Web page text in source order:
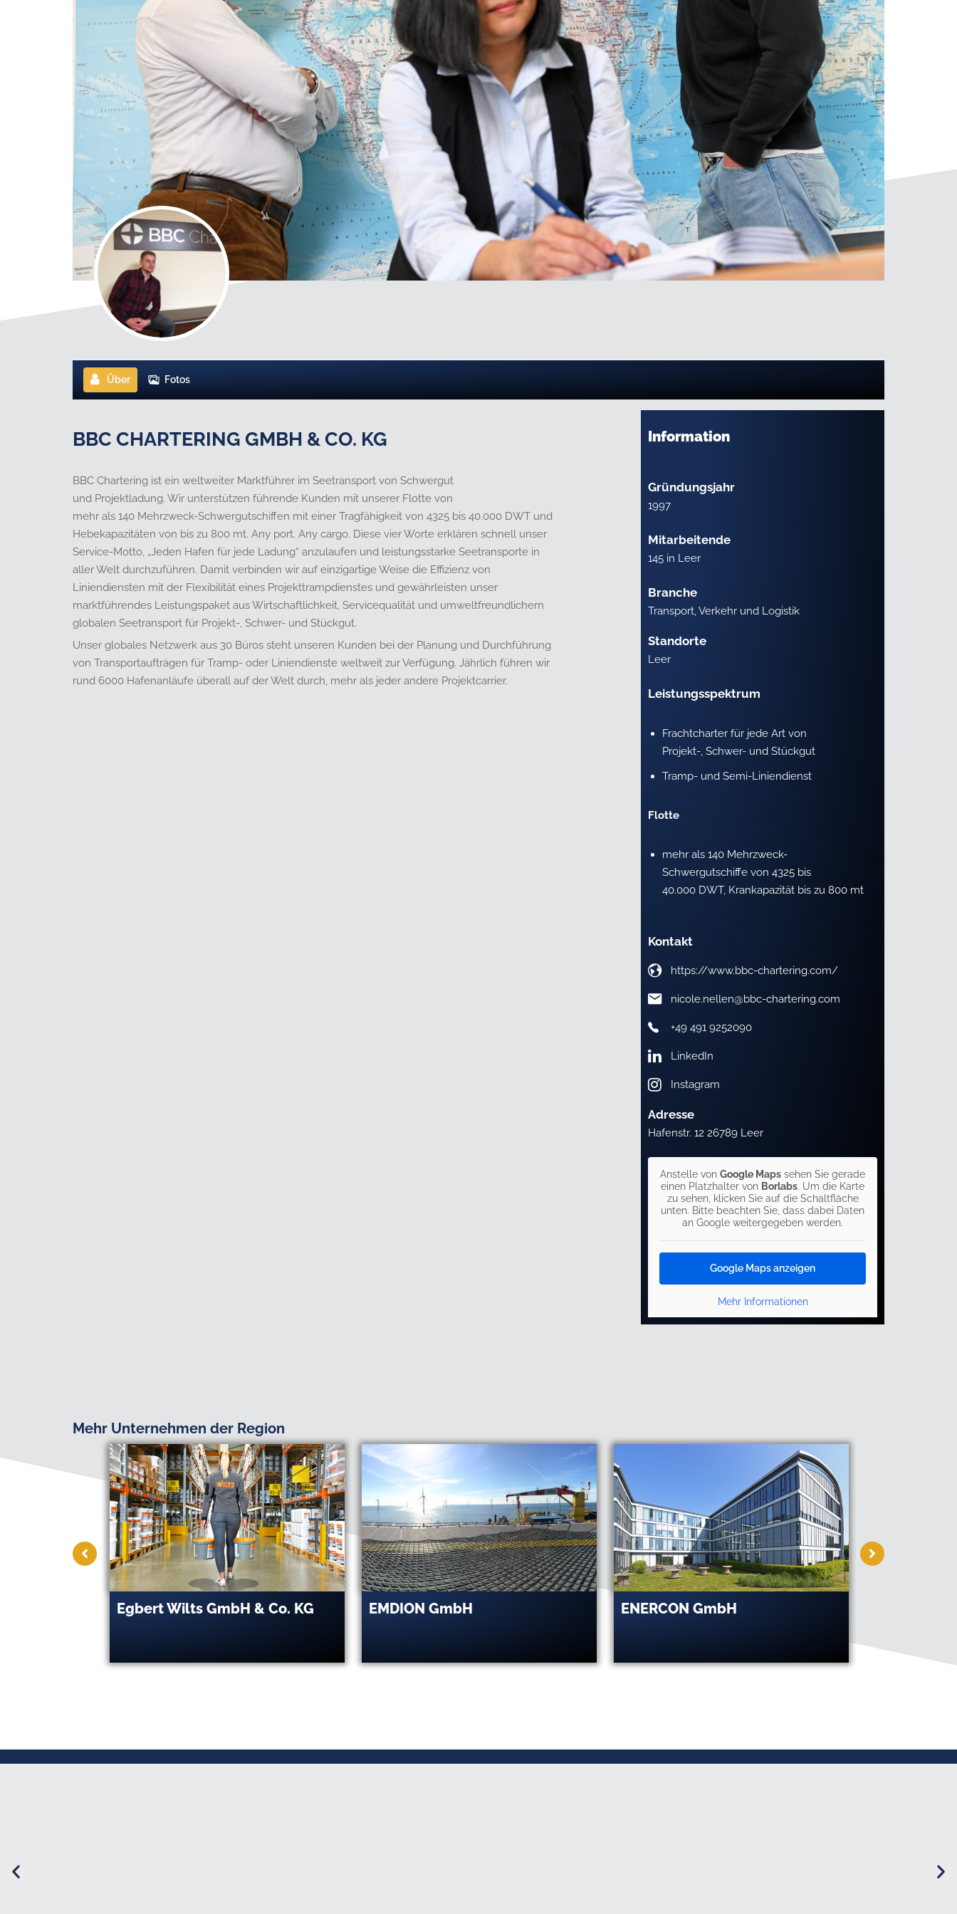
Über Fotos
BBC CHARTERING GMBH & CO. KG
BBC Chartering ist ein weltweiter Marktführer im Seetransport von Schwergut
und Projektladung. Wir unterstützen führende Kunden mit unserer Flotte von
mehr als 140 Mehrzweck-Schwergutschiffen mit einer Tragfähigkeit von 4325 bis 40.000 DWT und
Hebekapazitäten von bis zu 800 mt. Any port. Any cargo. Diese vier Worte erklären schnell unser
Service-Motto, „Jeden Hafen für jede Ladung“ anzulaufen und leistungsstarke Seetransporte in
aller Welt durchzuführen. Damit verbinden wir auf einzigartige Weise die Effizienz von
Liniendiensten mit der Flexibilität eines Projekttrampdienstes und gewährleisten unser
marktführendes Leistungspaket aus Wirtschaftlichkeit, Servicequalität und umweltfreundlichem
globalen Seetransport für Projekt-, Schwer- und Stückgut.
Unser globales Netzwerk aus 30 Büros steht unseren Kunden bei der Planung und Durchführung
von Transportaufträgen für Tramp- oder Liniendienste weltweit zur Verfügung. Jährlich führen wir
rund 6000 Hafenanläufe überall auf der Welt durch, mehr als jeder andere Projektcarrier.
Information
Gründungsjahr
1997
Mitarbeitende
145 in Leer
Branche
Transport, Verkehr und Logistik
Standorte
Leer
Leistungsspektrum
Frachtcharter für jede Art von
Projekt-, Schwer- und Stückgut
Tramp- und Semi-Liniendienst
Flotte
mehr als 140 Mehrzweck-
Schwergutschiffe von 4325 bis
40.000 DWT, Krankapazität bis zu 800 mt
Kontakt
https://www.bbc-chartering.com/
nicole.nellen@bbc-chartering.com
+49 491 9252090
LinkedIn
Instagram
Adresse
Hafenstr. 12 26789 Leer
Anstelle von Google Maps sehen Sie gerade
einen Platzhalter von Borlabs. Um die Karte
zu sehen, klicken Sie auf die Schaltfläche
unten. Bitte beachten Sie, dass dabei Daten
an Google weitergegeben werden.
Google Maps anzeigen
Mehr Informationen
Mehr Unternehmen der Region
Egbert Wilts GmbH & Co. KG EMDION GmbH ENERCON GmbH